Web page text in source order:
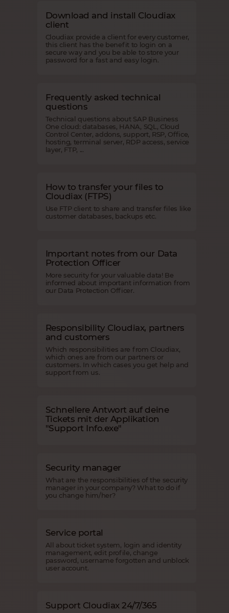
Download and install Cloudiax
client
Cloudiax provide a client for every customer,
this client has the benefit to login on a
secure way and you be able to store your
password for a fast and easy login.
Frequently asked technical
questions
Technical questions about SAP Business
One cloud: databases, HANA, SQL, Cloud
Control Center, addons, support, RSP, Office,
hosting, terminal server, RDP access, service
layer, FTP, ...
How to transfer your files to
Cloudiax (FTPS)
Use FTP client to share and transfer files like
customer databases, backups etc.
Important notes from our Data
Protection Officer
More security for your valuable data! Be
informed about important information from
our Data Protection Officer.
Responsibility Cloudiax, partners
and customers
Which responsibilities are from Cloudiax,
which ones are from our partners or
customers. In which cases you get help and
support from us.
Schnellere Antwort auf deine
Tickets mit der Applikation
"Support Info.exe"
Security manager
What are the responsibilities of the security
manager in your company? What to do if
you change him/her?
Service portal
All about ticket system, login and identity
management, edit profile, change
password, username forgotten and unblock
user account.
Support Cloudiax 24/7/365